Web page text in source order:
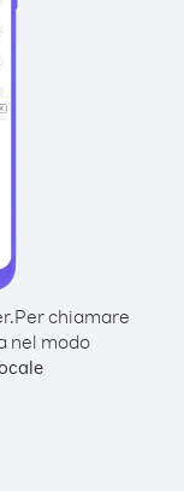
Per chiamare
nel modo